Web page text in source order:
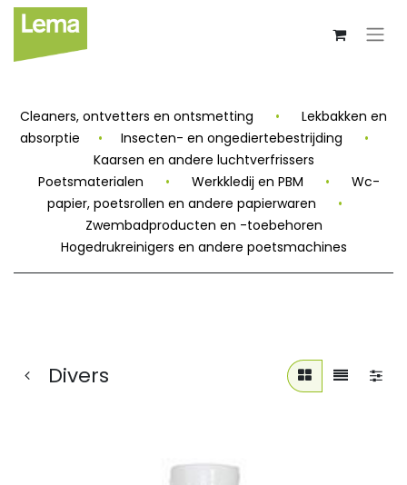
Cleaners, ontvetters en ontsmetting •
Lekbakken en
absorptie
• Insecten- en ongediertebestrijding
•
Kaarsen en andere luchtverfrissers
Poetsmaterialen
• Werkkledij en PBM •
Wc-
papier, poetsrollen en andere papierwaren
•
Zwembadproducten en -toebehoren
Hogedrukreinigers en andere poetsmachines
Divers